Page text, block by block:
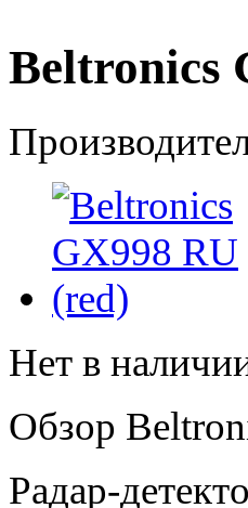
Beltronics
Нет в
Обзор
Радар-